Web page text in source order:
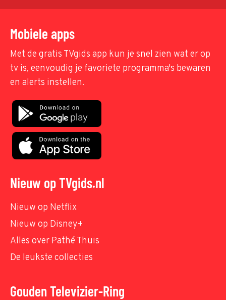
Mobiele apps
Met de gratis TVgids app kun je snel zien wat er op
tv is, eenvoudig je favoriete programma's bewaren
en alerts instellen.
Nieuw op TVgids.nl
Nieuw op Netflix
Nieuw op Disney+
Alles over Pathé Thuis
De leukste collecties
Gouden Televizier-Ring